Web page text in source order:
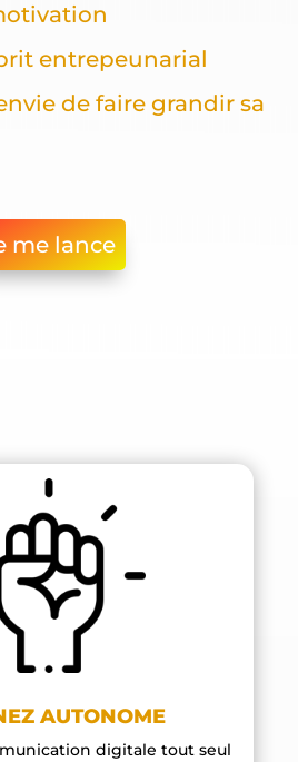
entrepeunarial
de faire grandir sa
me lance
AUTONOME
digitale tout seul